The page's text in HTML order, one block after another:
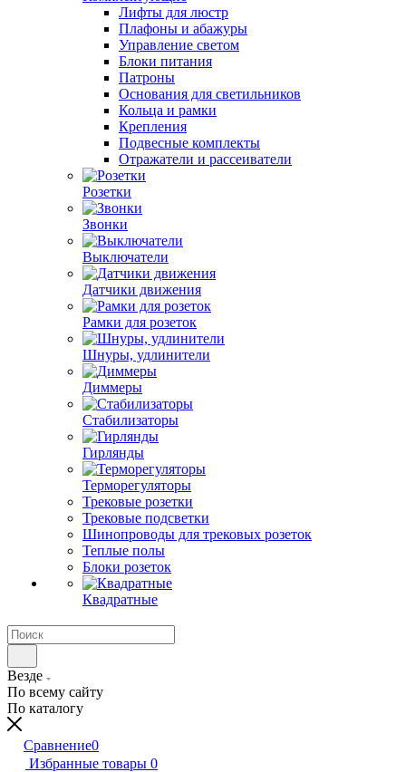
Лифты для люстр
Плафоны и абажуры
Управление светом
Блоки питания
Патроны
Основания для светильников
Кольца и рамки
Крепления
Подвесные комплекты
Отражатели и рассеиватели
Розетки
Звонки
Выключатели
Датчики движения
Рамки для розеток
Шнуры, удлинители
Диммеры
Стабилизаторы
Гирлянды
Терморегуляторы
Трековые розетки
Трековые подсветки
Шинопроводы для трековых розеток
Теплые полы
Блоки розеток
Квадратные
Везде
По всему сайту
По каталогу
Сравнение0
Избранные товары 0